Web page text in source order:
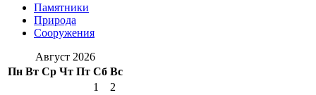
Памятники
Природа
Сооружения
Август 2026
Пн Вт Ср Чт Пт Сб Вс
1
2